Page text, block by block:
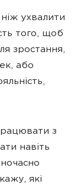
ухвалити
того, щоб
зростання,
або
з
навіть
які